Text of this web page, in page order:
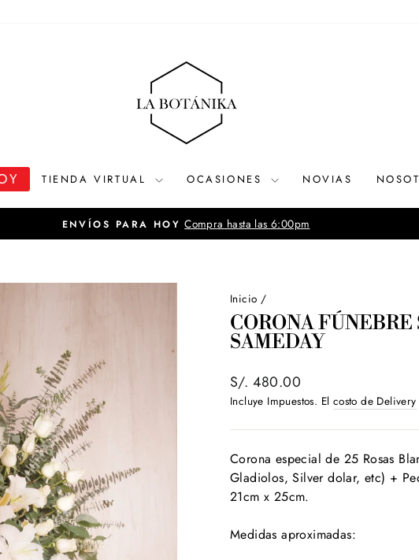
TIENDA VIRTUAL OCASIONES NOVIAS
diapositivas
DELIVERY A LIMA Y CALLAO Ver tarifario de delivery
Inicio /
CORONA
SAMEDAY
Precio
habitual
S/. 480.00
Incluye Impuestos. El costo de Delivery
Corona especial de 25 Rosas
Gladiolos, Silver dolar, etc) +
21cm x 25cm.
Medidas aproximadas: